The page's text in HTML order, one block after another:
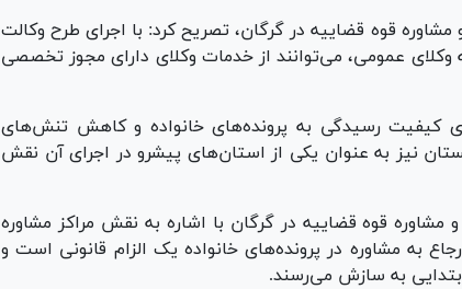
مشاوره قوه قضاییه در گرگان، تصریح کرد: با اجرای طرح وکالت
وکلای عمومی، می‌توانند از خدمات وکلای دارای مجوز تخصصی
کیفیت رسیدگی به پرونده‌های خانواده و کاهش تنش‌های
نیز به عنوان یکی از استان‌های پیشرو در اجرای آن نقش
مشاوره قوه قضاییه در گرگان با اشاره به نقش مراکز مشاوره
به مشاوره در پرونده‌های خانواده یک الزام قانونی است و
به سازش می‌رسند.